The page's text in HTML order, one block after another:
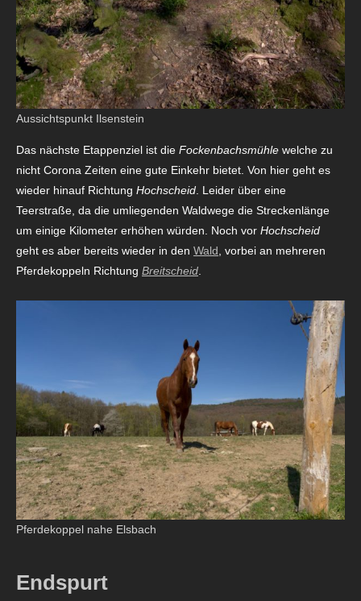
Aussichtspunkt Ilsenstein
Das nächste Etappenziel ist die Fockenbachsmühle welche zu
nicht Corona Zeiten eine gute Einkehr bietet. Von hier geht es
wieder hinauf Richtung Hochscheid. Leider über eine
Teerstraße, da die umliegenden Waldwege die Streckenlänge
um einige Kilometer erhöhen würden. Noch vor Hochscheid
geht es aber bereits wieder in den Wald, vorbei an mehreren
Pferdekoppeln Richtung Breitscheid.
Pferdekoppel nahe Elsbach
Endspurt